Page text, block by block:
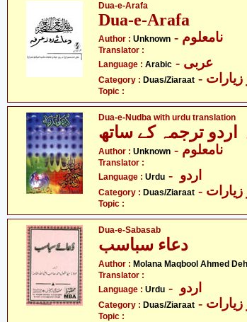
Dua-e-Arafa
Dua-e-Arafa
Author : Unknown - نامعلوم
Translator :
Language : Arabic - عربی
Category : Duas/Ziaraat زیارات
Topic :
Dua-e-Nudba with urdu translation
Author : Unknown - نامعلوم
Translator :
Language : Urdu
Category : Duas/Ziaraat زیارات
Topic :
Dua-e-Sabasab
Author : Molana Maqbool Ahmed
Translator :
Language : Urdu
Category : Duas/Ziaraat زیارات
Topic :